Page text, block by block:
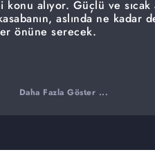
alıyor. Güçlü ve sıcak
aslında ne kadar
önüne serecek.
Daha Fazla Göster ...